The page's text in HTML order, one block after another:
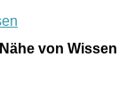
von Wissen